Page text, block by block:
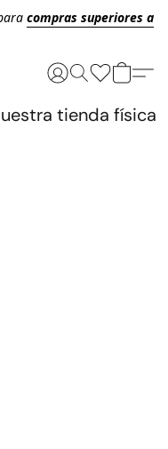
compras superiores a
tienda física